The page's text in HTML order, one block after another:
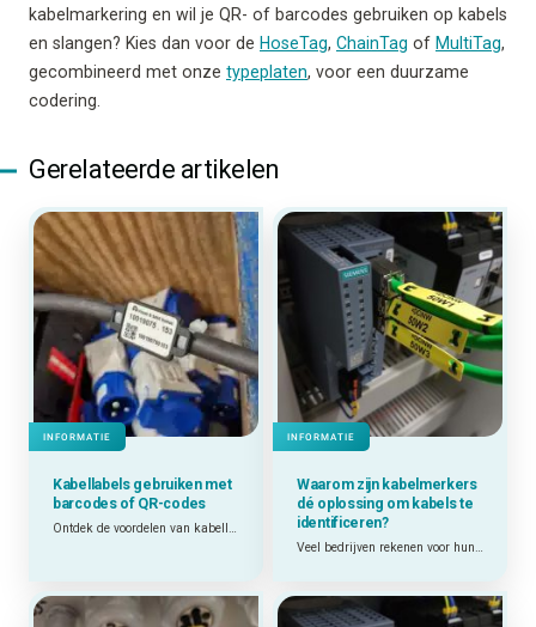
kabelmarkering en wil je QR- of barcodes gebruiken op kabels
en slangen? Kies dan voor de HoseTag, ChainTag of MultiTag,
gecombineerd met onze typeplaten, voor een duurzame
codering.
Gerelateerde artikelen
INFORMATIE
Kabellabels gebruiken met
barcodes of QR-codes
Ontdek de voordelen van kabellabels met barcodes en QR-codes.
INFORMATIE
Waarom zijn kabelmerkers
dé oplossing om kabels te
identificeren?
Veel bedrijven rekenen voor hun kabelcodering op onze ADC-kabelmerkers. Een uitstekende keuze, maar waarom juist? Wij zetten 5 stevige argumenten op een rij!